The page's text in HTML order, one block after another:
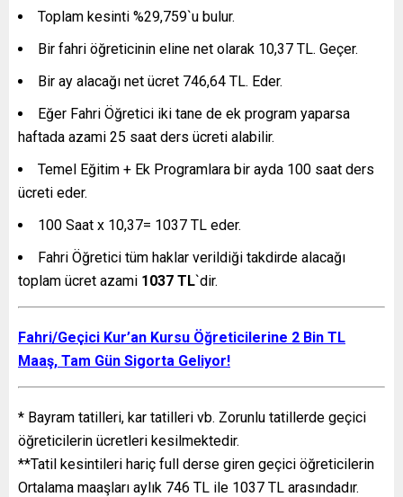
Toplam kesinti %29,759`u bulur.
Bir fahri öğreticinin eline net olarak 10,37 TL. Geçer.
Bir ay alacağı net ücret 746,64 TL. Eder.
Eğer Fahri Öğretici iki tane de ek program yaparsa
haftada azami 25 saat ders ücreti alabilir.
Temel Eğitim + Ek Programlara bir ayda 100 saat ders
ücreti eder.
100 Saat x 10,37= 1037 TL eder.
Fahri Öğretici tüm haklar verildiği takdirde alacağı
toplam ücret azami 1037 TL`dir.
Fahri/Geçici Kur’an Kursu Öğreticilerine 2 Bin TL
Maaş, Tam Gün Sigorta Geliyor!
* Bayram tatilleri, kar tatilleri vb. Zorunlu tatillerde geçici
öğreticilerin ücretleri kesilmektedir.
**Tatil kesintileri hariç full derse giren geçici öğreticilerin
Ortalama maaşları aylık 746 TL ile 1037 TL arasındadır.